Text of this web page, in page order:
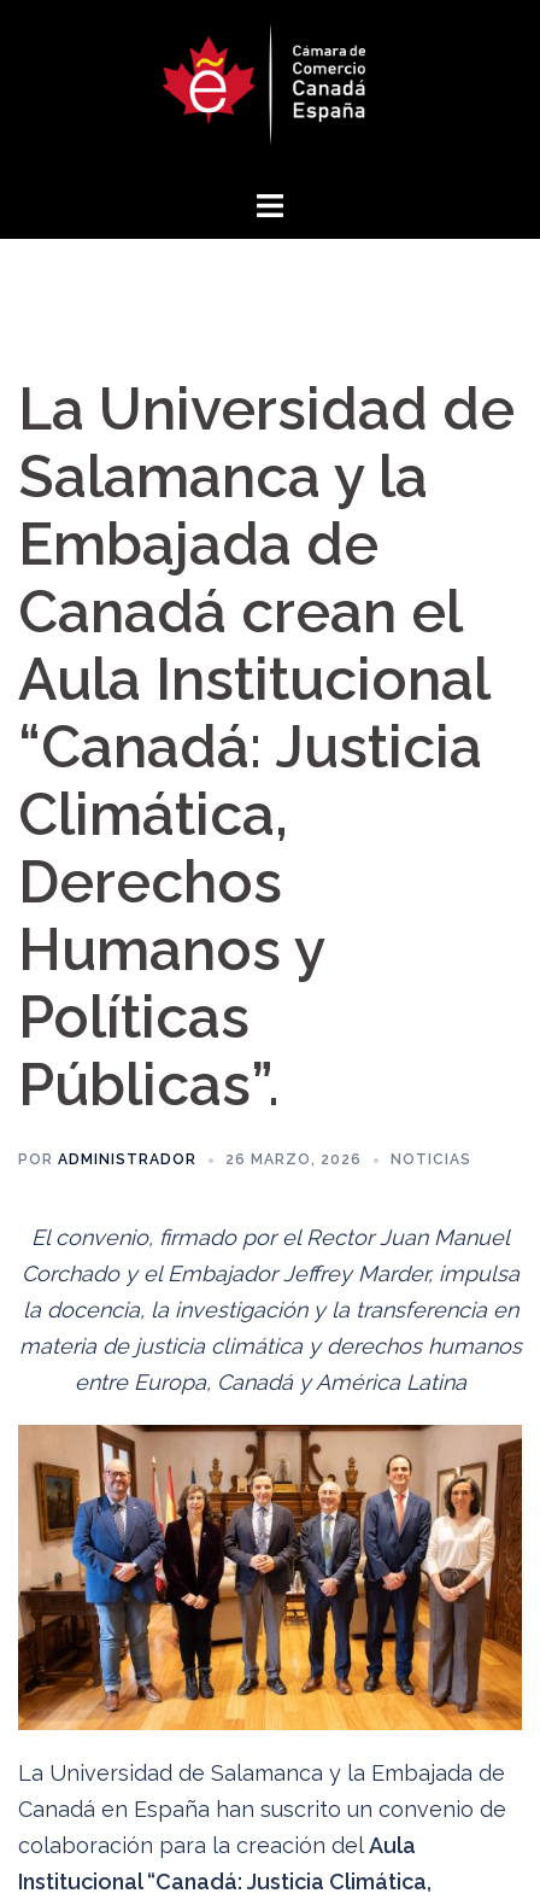
La Universidad de
Salamanca y la
Embajada de
Canadá crean el
Aula Institucional
“Canadá: Justicia
Climática,
Derechos
Humanos y
Políticas
Públicas”.
POR ADMINISTRADOR 26 MARZO, 2026 NOTICIAS
El convenio, firmado por el Rector Juan Manuel
Corchado y el Embajador Jeffrey Marder, impulsa
la docencia, la investigación y la transferencia en
materia de justicia climática y derechos humanos
entre Europa, Canadá y América Latina
La Universidad de Salamanca y la Embajada de
Canadá en España han suscrito un convenio de
colaboración para la creación delAula
Institucional “Canadá: Justicia Climática,